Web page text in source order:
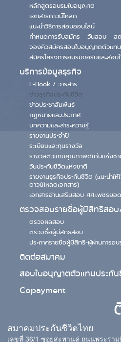
หลักสูตรอบรมใบอนุญาต
เอกสารดาวน์โหลด
แนะนำวิธีการสอบออนไลน์
กำหนดการรับสมัคร - วันสอบ - ส
จองคิวสมัครสอบใบอนุญาตตัวแท
สมัครโครงการอบรมขอรับและสอ
บริการข้อมูลธุรกิจ
E-Book / วารสาร
ข่าวธุรกิจประกันชีวิต
ข่าวประชาสัมพันธ์
กฏหมายและประกาศ
บทความและสาระความรู้
รายงานประจำปี
ระเบียบและทุนรางวัล
รางวัลตัวแทนคุณภาพดีเด่นแห่งช
วันประกันชีวิตแห่งชาติ
รายงานธุรกิจประกันชีวิต (แนะนำ
ดาวน์โหลดเอกสาร)
เอกสารอ่านเสริมสอบ ศศ.เพชรย
ตรวจสอบรายชื่อผู้มีสิทธิสอ
ตรวจผลสอบ
ตรวจชื่อผู้มีสิทธิสอบ
ประกาศรายชื่อผู้มีสิทธิ-ผู้ผ่านการอบ
ติดต่อสมาคม
สอบใบอนุญาตตัวแทนประกั
Copayment
สมาคมประกันชีวิตไทย
เลขที่ 36/1 ซอยสะพานคู่ ถนนพระรา